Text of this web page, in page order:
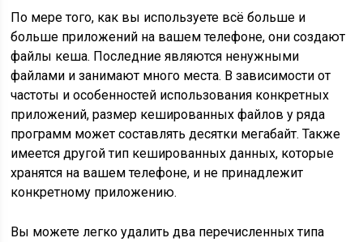
По мере того, как вы используете всё больше и
больше приложений на вашем телефоне, они создают
файлы кеша. Последние являются ненужными
файлами и занимают много места. В зависимости от
частоты и особенностей использования конкретных
приложений, размер кешированных файлов у ряда
программ может составлять десятки мегабайт. Также
имеется другой тип кешированных данных, которые
хранятся на вашем телефоне, и не принадлежит
конкретному приложению.
Вы можете легко удалить два перечисленных типа